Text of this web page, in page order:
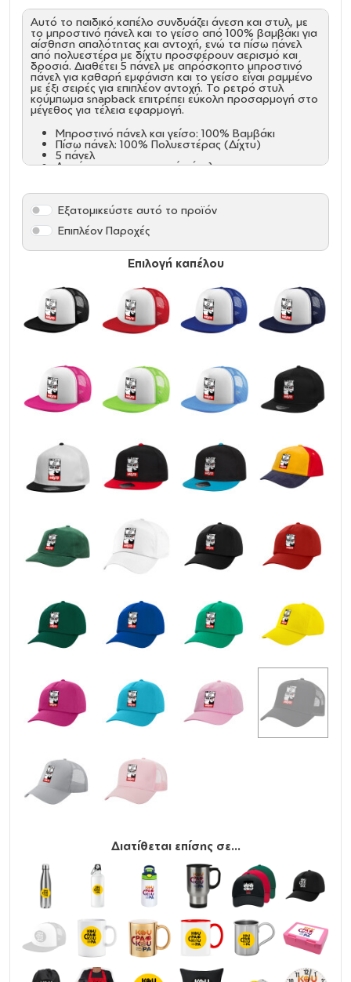
Αυτό το παιδικό καπέλο συνδυάζει άνεση και στυλ, με
το μπροστινό πάνελ και το γείσο από 100% βαμβάκι για
αίσθηση απαλότητας και αντοχή, ενώ τα πίσω πάνελ
από πολυεστέρα με δίχτυ προσφέρουν αερισμό και
δροσιά. Διαθέτει 5 πάνελ με απρόσκοπτο μπροστινό
πάνελ για καθαρή εμφάνιση και το γείσο είναι ραμμένο
με έξι σειρές για επιπλέον αντοχή. Το ρετρό στυλ
κούμπωμα snapback επιτρέπει εύκολη προσαρμογή στο
μέγεθος για τέλεια εφαρμογή.
Μπροστινό πάνελ και γείσο: 100% Βαμβάκι
Πίσω πάνελ: 100% Πολυεστέρας (Δίχτυ)
5 πάνελ
Απρόσκοπτο μπροστινό πάνελ
μεγέθους
Επιλογή καπέλου
Εξατομικεύστε αυτό το προϊόν
Επιπλέον Παροχές
Διατίθεται επίσης σε...